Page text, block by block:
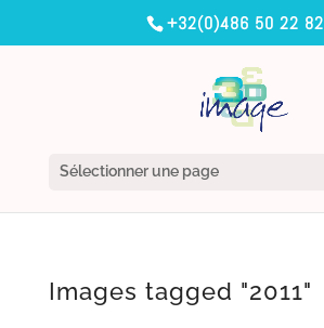
+32(0)486 50 22 82
Sélectionner une page
Images tagged "2011"